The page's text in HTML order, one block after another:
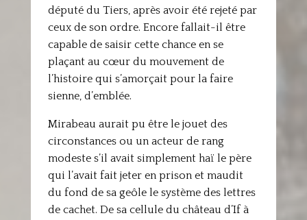
député du Tiers, après avoir été rejeté par
ceux de son ordre. Encore fallait-il être
capable de saisir cette chance en se
plaçant au cœur du mouvement de
l’histoire qui s’amorçait pour la faire
sienne, d’emblée.
Mirabeau aurait pu être le jouet des
circonstances ou un acteur de rang
modeste s’il avait simplement haï le père
qui l’avait fait jeter en prison et maudit
du fond de sa geôle le système des lettres
de cachet. De sa cellule du château d’If à